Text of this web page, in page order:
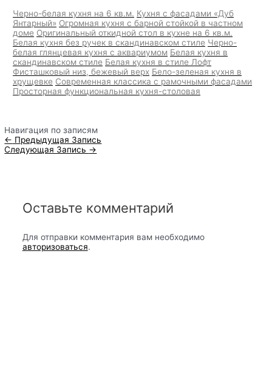
Черно-белая кухня на 6 кв.м. Кухня с фасадами «Дуб
Янтарный» Огромная кухня с барной стойкой в частном
доме Оригинальный откидной стол в кухне на 6 кв.м.
Белая кухня без ручек в скандинавском стиле Черно-
белая глянцевая кухня с аквариумом Белая кухня в
скандинавском стиле Белая кухня в стиле Лофт
Фисташковый низ, бежевый верх Бело-зеленая кухня в
хрущевке Современная классика с рамочными фасадами
Просторная функциональная кухня-столовая
Навигация по записям
← Предыдущая Запись
Следующая Запись →
Оставьте комментарий
Для отправки комментария вам необходимо
авторизоваться.